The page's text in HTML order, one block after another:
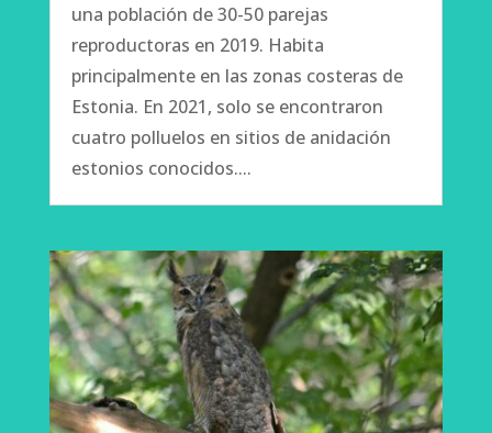
una población de 30-50 parejas
reproductoras en 2019. Habita
principalmente en las zonas costeras de
Estonia. En 2021, solo se encontraron
cuatro polluelos en sitios de anidación
estonios conocidos....